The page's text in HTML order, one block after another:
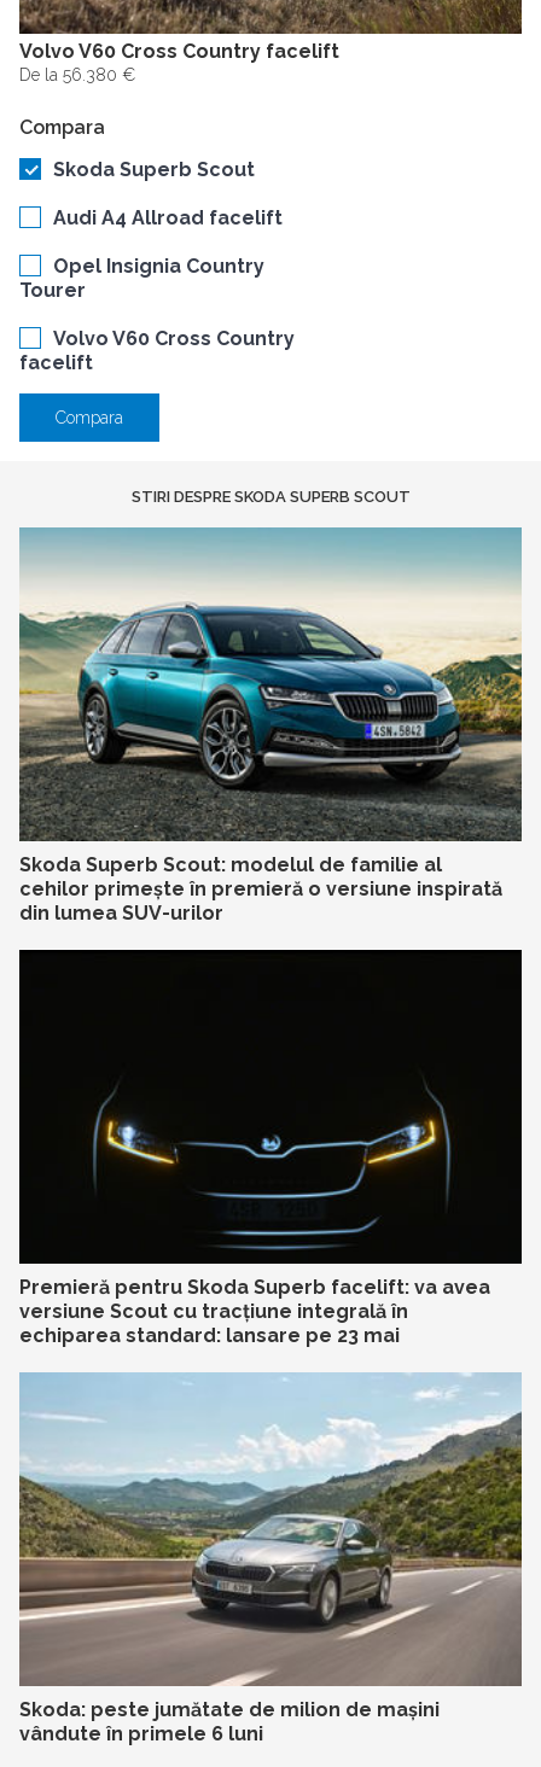
Volvo V60 Cross Country facelift
De la 56.380 €
Compara
Skoda Superb Scout
Audi A4 Allroad facelift
Opel Insignia Country
Tourer
Volvo V60 Cross Country
facelift
Compara
STIRI DESPRE SKODA SUPERB SCOUT
Skoda Superb Scout: modelul de familie al
cehilor primește în premieră o versiune inspirată
din lumea SUV-urilor
Premieră pentru Skoda Superb facelift: va avea
versiune Scout cu tracțiune integrală în
echiparea standard: lansare pe 23 mai
Skoda: peste jumătate de milion de mașini
vândute în primele 6 luni